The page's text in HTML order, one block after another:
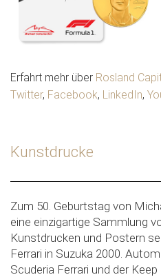
Erfahrt mehr über Rosland
Twitter, Facebook, LinkedIn,
Kunstdrucke
Zum 50. Geburtstag von
eine einzigartige Sammlung
Kunstdrucken und Postern
Ferrari in Suzuka 2000.
Scuderia Ferrari und der